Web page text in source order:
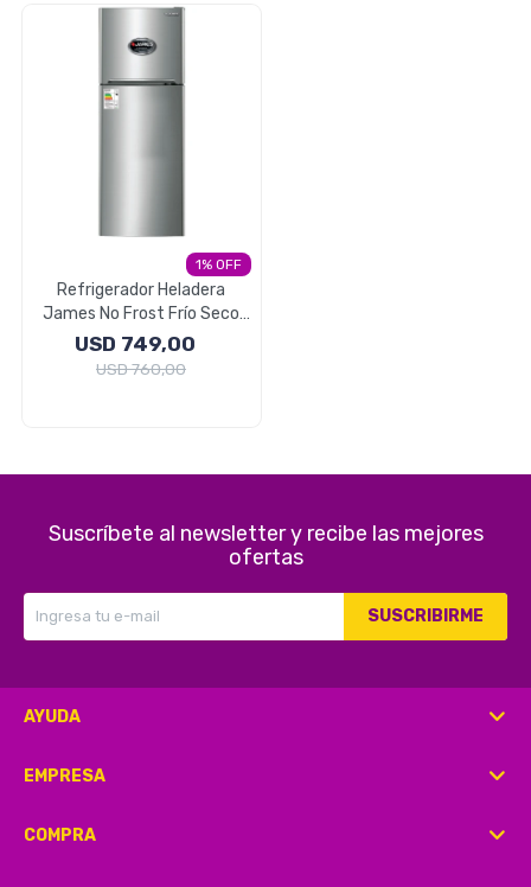
1
Refrigerador Heladera
James No Frost Frío Seco
317 Litros
USD 749,00
USD760,00
Suscríbete al newsletter y recibe las mejores
ofertas
SUSCRIBIRME
AYUDA
EMPRESA
COMPRA
Belleza y Salud
Ropa y Accesorios
Seguridad
Limpieza Profesional